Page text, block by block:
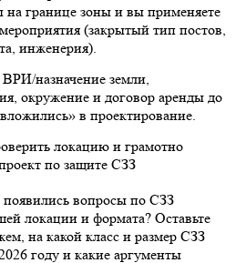
на границе зоны и вы применяете
(закрытый тип постов,
инженерия).
назначение земли,
окружение и договор аренды до
в проектирование.
локацию и грамотно
по защите СЗЗ
вопросы по СЗЗ
локации и формата? Оставьте
на какой класс и размер СЗЗ
году и какие аргументы